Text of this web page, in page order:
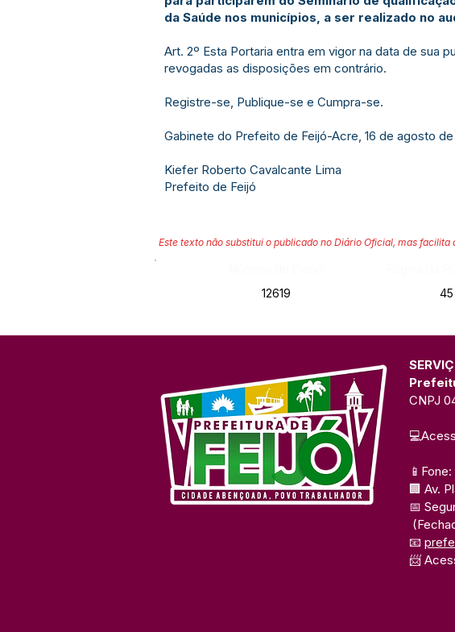
da Saúde nos municípios, a ser realizado no
Art. 2º Esta Portaria entra em vigor na data de sua
revogadas as disposições em contrário.
Registre-se, Publique-se e Cumpra-se.
Gabinete do Prefeito de Feijó-Acre, 16 de agosto de
Kiefer Roberto Cavalcante Lima
Prefeito de Feijó
Este texto não substitui o publicado no Diário Oficial, mas
12619
45
CNPJ
🏢 Av.
📅
📧
📨